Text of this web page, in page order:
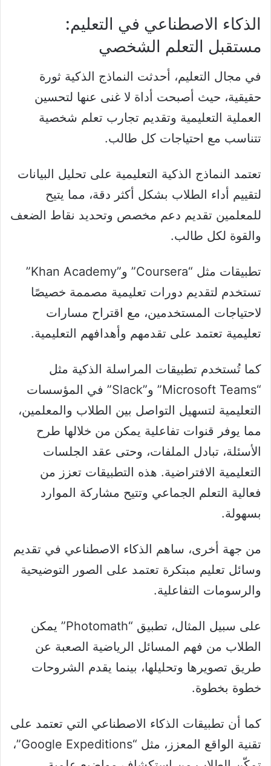
الذكاء الاصطناعي في التعليم:
مستقبل التعلم الشخصي
في مجال التعليم، أحدثت النماذج الذكية ثورة
حقيقية، حيث أصبحت أداة لا غنى عنها لتحسين
العملية التعليمية وتقديم تجارب تعلم شخصية
تتناسب مع احتياجات كل طالب.
تعتمد النماذج الذكية التعليمية على تحليل البيانات
لتقييم أداء الطلاب بشكل أكثر دقة، مما يتيح
للمعلمين تقديم دعم مخصص وتحديد نقاط الضعف
والقوة لكل طالب.
تطبيقات مثل “Coursera” و”Khan Academy”
تستخدم لتقديم دورات تعليمية مصممة خصيصًا
لاحتياجات المستخدمين، مع اقتراح مسارات
تعليمية تعتمد على تقدمهم وأهدافهم التعليمية.
كما تُستخدم تطبيقات المراسلة الذكية مثل
“Microsoft Teams” و”Slack” في المؤسسات
التعليمية لتسهيل التواصل بين الطلاب والمعلمين،
مما يوفر قنوات تفاعلية يمكن من خلالها طرح
الأسئلة، تبادل الملفات، وحتى عقد الجلسات
التعليمية الافتراضية. هذه التطبيقات تعزز من
فعالية التعلم الجماعي وتتيح مشاركة الموارد
بسهولة.
من جهة أخرى، ساهم الذكاء الاصطناعي في تقديم
وسائل تعليم مبتكرة تعتمد على الصور التوضيحية
والرسومات التفاعلية.
على سبيل المثال، تطبيق “Photomath” يمكن
الطلاب من فهم المسائل الرياضية الصعبة عن
طريق تصويرها وتحليلها، بينما يقدم الشروحات
خطوة بخطوة.
كما أن تطبيقات الذكاء الاصطناعي التي تعتمد على
تقنية الواقع المعزز، مثل “Google Expeditions”،